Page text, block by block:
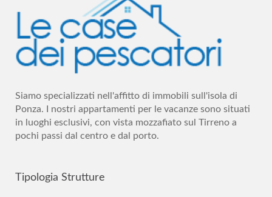
Siamo specializzati nell'affitto di immobili sull'isola di
Ponza. I nostri appartamenti per le vacanze sono situati
in luoghi esclusivi, con vista mozzafiato sul Tirreno a
pochi passi dal centro e dal porto.
Tipologia Strutture